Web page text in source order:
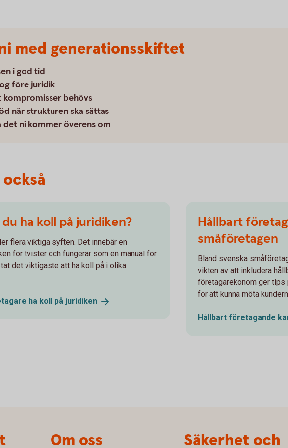
med generationsskiftet
i god tid
före juridik
behövs
när strukturen ska sättas
det ni kommer överens om
ha koll på juridiken?
flera viktiga syften. Det innebär en
för tvister och fungerar som en manual för
det viktigaste att ha koll på i olika
ha koll på juridiken
Hållbart
småföretagen
Bland svenska
vikten av att inkludera
företagarekonom ger tips
för att kunna möta
Hållbart företagande
Om oss Säkerhet och